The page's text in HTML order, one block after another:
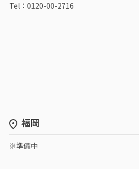
Tel：0120-00-2716
福岡
※準備中